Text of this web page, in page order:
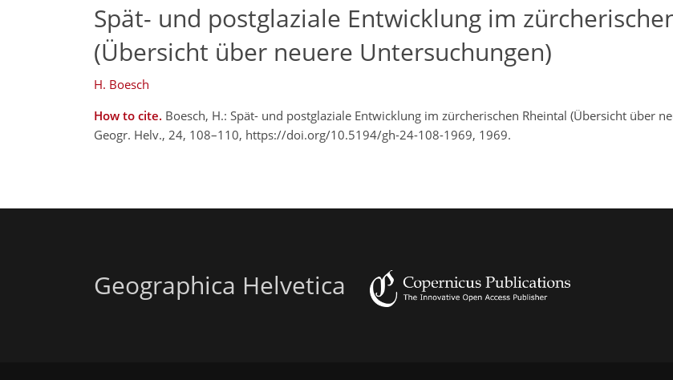
Spät- und postglaziale Entwicklung im
(Übersicht über neuere Untersuchungen)
H. Boesch
How to cite. Boesch, H.: Spät- und postglaziale Entwicklung im zürcherischen Rheintal (Übersicht über
Geogr. Helv., 24, 108–110, https://doi.org/10.5194/gh-24-108-1969, 1969.
Geographica Helvetica